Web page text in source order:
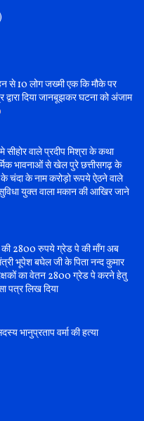
से 10 लोग जख्मी एक कि मौके पर
दिया जानबूझकर घटना को अंजाम
वाले प्रदीप मिश्रा के कथा
भावनाओं से खेल पुरे छत्तीसगढ़ के
चंदा के नाम करोड़ो रूपये ऐठने वाले
युक्त वाला मकान की आखिर जाने
2800 रुपये ग्रेड पे की माँग अब
भूपेश बघेल जी के पिता नन्द कुमार
का वेतन 2800 ग्रेड पे करने हेतु
पत्र लिख दिया
भानुप्रताप वर्मा की हत्या